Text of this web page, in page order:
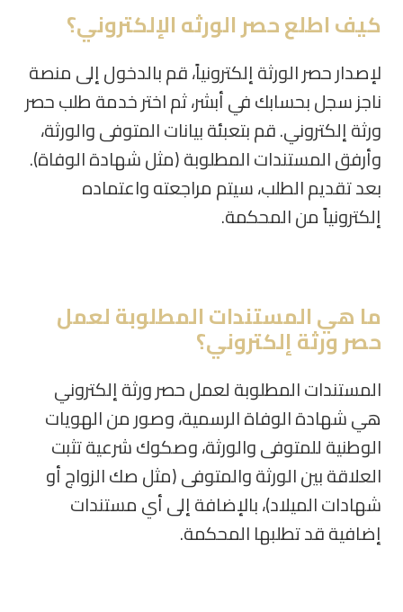
كيف اطلع حصر الورثه الإلكتروني؟
لإصدار حصر الورثة إلكترونياً، قم بالدخول إلى منصة
ناجز سجل بحسابك في أبشر، ثم اختر خدمة طلب حصر
ورثة إلكتروني. قم بتعبئة بيانات المتوفى والورثة،
وأرفق المستندات المطلوبة (مثل شهادة الوفاة).
بعد تقديم الطلب، سيتم مراجعته واعتماده
إلكترونياً من المحكمة.
ما هي المستندات المطلوبة لعمل
حصر ورثة إلكتروني؟
المستندات المطلوبة لعمل حصر ورثة إلكتروني
هي شهادة الوفاة الرسمية، وصور من الهويات
الوطنية للمتوفى والورثة، وصكوك شرعية تثبت
العلاقة بين الورثة والمتوفى (مثل صك الزواج أو
شهادات الميلاد)، بالإضافة إلى أي مستندات
إضافية قد تطلبها المحكمة.